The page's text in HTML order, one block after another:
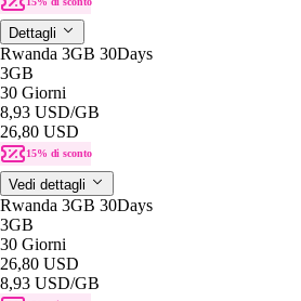
Dettagli
Rwanda 3GB 30Days
3GB
30 Giorni
8,93 USD/GB
26,80 USD
15% di sconto
Vedi dettagli
Rwanda 3GB 30Days
3GB
30 Giorni
26,80 USD
8,93 USD/GB